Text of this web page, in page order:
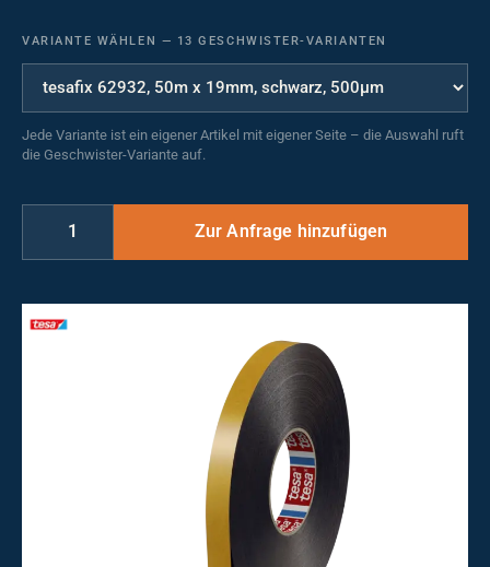
VARIANTE WÄHLEN — 13 GESCHWISTER-VARIANTEN
Jede Variante ist ein eigener Artikel mit eigener Seite – die Auswahl ruft
die Geschwister-Variante auf.